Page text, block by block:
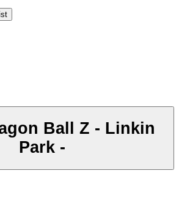
Ball Z - Linkin
Park -